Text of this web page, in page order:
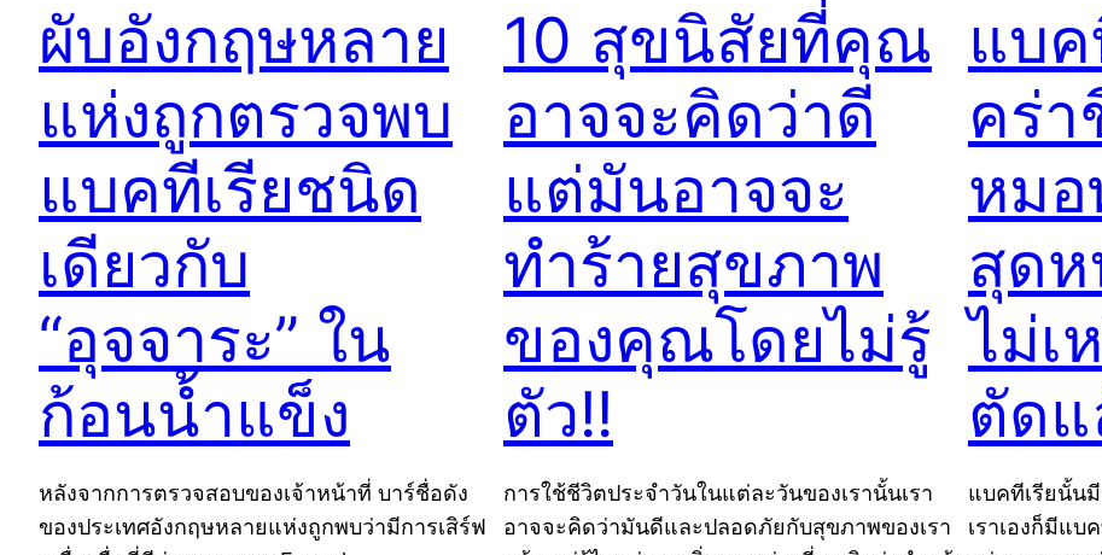
ผับอังกฤษหลาย
แห่งถูกตรวจพบ
แบคทีเรียชนิด
เดียวกับ
“อุจจาระ” ใน
ก้อนน้ำแข็ง
หลังจากการตรวจสอบของเจ้าหน้าที่ บาร์ชื่อดัง
ของประเทศอังกฤษหลายแห่งถูกพบว่ามีการเสิร์ฟ
10 สุขนิสัยที่คุณ
อาจจะคิดว่าดี
แต่มันอาจจะ
ทำร้ายสุขภาพ
ของคุณโดยไม่รู้
ตัว!!
การใช้ชีวิตประจำวันในแต่ละวันของเรานั้นเรา
อาจจะคิดว่ามันดีและปลอดภัยกับสุขภาพของเรา
แบค
คร่า
หมอ
สุด
ไม่เ
ตัด
แบคทีเรียนั้น
เราเองก็มีแ